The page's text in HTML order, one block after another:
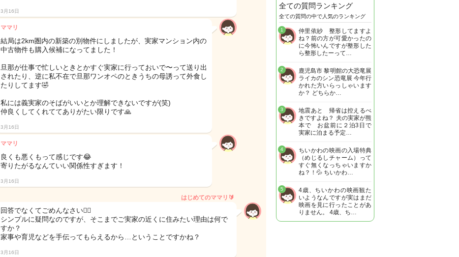
3月16日
ママリ
結局は2km圏内の新築の別物件にしましたが、実家マンション内の
中古物件も購入候補になってました！
旦那が仕事で忙しいときとかすぐ実家に行っておいで〜って送り出
されたり、逆に私不在で旦那ワンオペのときうちの母誘って外食し
たりしてます🤣
私には義実家のそばがいいとか理解できないですが(笑)
仲良くしてくれててありがたい限りです🙏
3月16日
ママリ
良くも悪くもって感じです😂
寄りたがるなんていい関係性すぎます！
3月16日
はじめてのママリ🔰
回答でなくてごめんなさい🙇‍♀️
シンプルに疑問なのですが、そこまでご実家の近くに住みたい理由は何で
すか？
家事や育児などを手伝ってもらえるから…ということですかね？
3月16日
全ての質問ランキング
全ての質問の中で人気のランキング
仲里依紗 整形してますよ
ね？前の方が可愛かったの
に今怖いんですが整形した
ら整形したーって…
1
鹿児島市 黎明館の大恐竜展
ライカのシン恐竜展 今年行
かれた方いらっしゃいます
か？ どちらか…
2
地震あと 帰省は控えるべ
きですよね？ 夫の実家が熊
本で お盆前に２泊3日で
実家に泊まる予定…
3
ちいかわの映画の入場特典
（めじるしチャーム）って
すぐ無くなっちゃいますか
ね？！💦 ちいかわ…
4
4歳、ちいかわの映画観た
いようなんですが実はまだ
映画を見に行ったことがあ
りません。 4歳、ち…
5